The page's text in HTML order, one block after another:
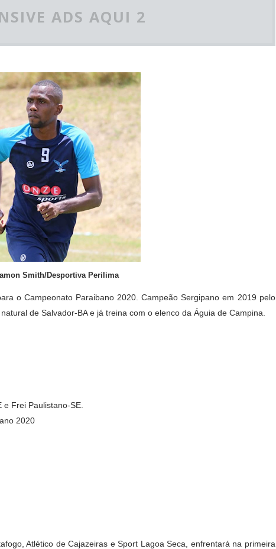
ADS AQUI 2
Smith/Desportiva Perilima
o Campeonato Paraibano 2020. Campeão Sergipano em 2019 pelo
de Salvador-BA e já treina com o elenco da Águia de Campina.
Frei Paulistano-SE.
2020
Atlético de Cajazeiras e Sport Lagoa Seca, enfrentará na primeira